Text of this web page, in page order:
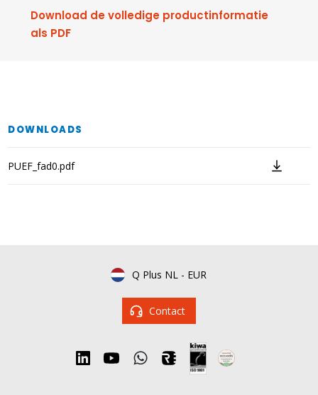
Download de volledige productinformatie
als PDF
DOWNLOADS
PUEF_fad0.pdf
Q Plus NL - EUR
Contact